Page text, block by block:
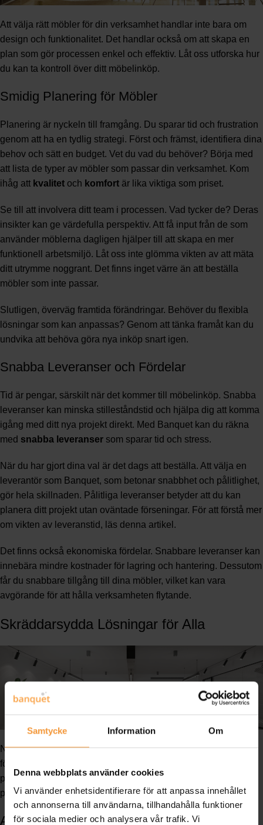
Samtycke Information Om
Denna webbplats använder cookies
Vi använder enhetsidentifierare för att anpassa innehållet
och annonserna till användarna, tillhandahålla funktioner
för sociala medier och analysera vår trafik. Vi
Att välja rätt möbler för din verksamhet handlar inte bara om
design och funktionalitet. Det handlar också om att skapa en
plan som gör processen enkel och effektiv. Låt oss utforska hur
du kan ta kontroll över ditt möbelinköp.
Smidig Planering för Möbler
Planering är nyckeln till framgång. Du sparar tid och frustration
genom att ha en tydlig strategi. Först och främst, identifiera dina
behov och sätt en budget. Vet du vad du behöver? Börja med
att lista de typer av möbler som passar din verksamhet. Kom
ihåg att kvalitet och komfort är lika viktiga som priset.
Se till att involvera ditt team i processen. Vad tycker de? Deras
insikter kan ge värdefulla perspektiv. Att få input från de som
använder möblerna dagligen hjälper till att skapa en mer
funktionell arbetsmiljö. Låt oss inte glömma vikten av att mäta
ditt utrymme noggrant. Det finns inget värre än att beställa
möbler som inte passar.
Slutligen, överväg framtida förändringar. Behöver du flexibla
lösningar som kan anpassas? Genom att tänka framåt kan du
undvika att behöva göra nya inköp snart igen.
Snabba Leveranser och Fördelar
Tid är pengar, särskilt när det kommer till möbelinköp. Snabba
leveranser kan minska stilleståndstid och hjälpa dig att komma
igång med ditt nya projekt direkt. Med Banquet kan du räkna
med snabba leveranser som sparar tid och stress.
När du har gjort dina val är det dags att beställa. Att välja en
leverantör som Banquet, som betonar snabbhet och pålitlighet,
gör hela skillnaden. Pålitliga leveranser betyder att du kan
planera ditt projekt utan oväntade förseningar. För att förstå mer
om vikten av leveranstid, läs denna artikel .
Det finns också ekonomiska fördelar. Snabbare leveranser kan
innebära mindre kostnader för lagring och hantering. Dessutom
får du snabbare tillgång till dina möbler, vilket kan vara
avgörande för att hålla verksamheten flytande.
Skräddarsydda Lösningar för Alla
När det gäller möbler, är en storlek sällan den bästa lösningen
för alla. Skräddarsydda lösningar erbjuder möjligheten att få
precis det du behöver, anpassat efter dina unika krav och
preferenser.
Anpassade Kontorsmöbler